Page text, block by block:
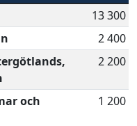
13 300
2 400
2 200
och
1 200